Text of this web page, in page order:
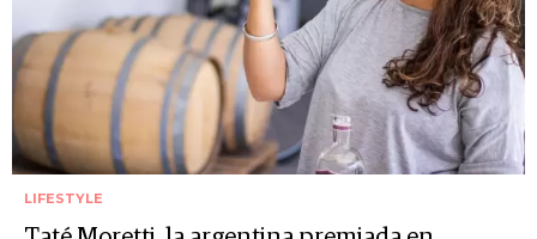
LIFESTYLE